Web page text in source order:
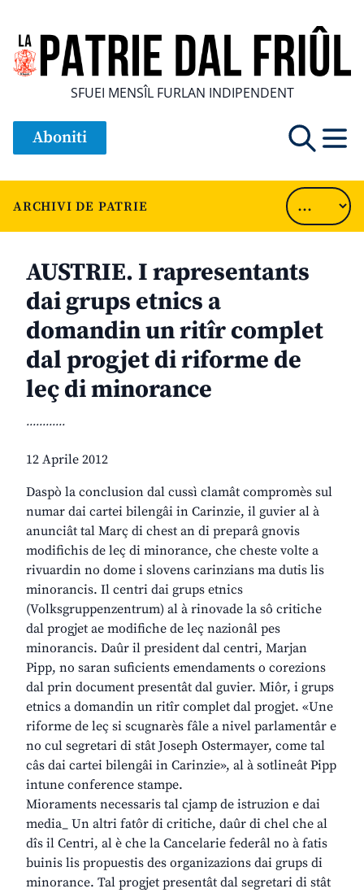
SFUEI MENSÎL FURLAN INDIPENDENT
Aboniti
ARCHIVI DE PATRIE
AUSTRIE. I rapresentants
dai grups etnics a
domandin un ritîr complet
dal progjet di riforme de
leç di minorance
............
12 Aprile 2012
Daspò la conclusion dal cussì clamât compromès sul
numar dai cartei bilengâi in Carinzie, il guvier al à
anunciât tal Març di chest an di preparâ gnovis
modifichis de leç di minorance, che cheste volte a
rivuardin no dome i slovens carinzians ma dutis lis
minorancis. Il centri dai grups etnics
(Volksgruppenzentrum) al à rinovade la sô critiche
dal progjet ae modifiche de leç nazionâl pes
minorancis. Daûr il president dal centri, Marjan
Pipp, no saran suficients emendaments o corezions
dal prin document presentât dal guvier. Miôr, i grups
etnics a domandin un ritîr complet dal progjet. «Une
riforme de leç si scugnarès fâle a nivel parlamentâr e
no cul segretari di stât Joseph Ostermayer, come tal
câs dai cartei bilengâi in Carinzie», al à sotlineât Pipp
intune conference stampe.
Mioraments necessaris tal cjamp de istruzion e dai
media_ Un altri fatôr di critiche, daûr di chel che al
dîs il Centri, al è che la Cancelarie federâl no à fatis
buinis lis propuestis des organizazions dai grups di
minorance. Tal progjet presentât dal segretari di stât